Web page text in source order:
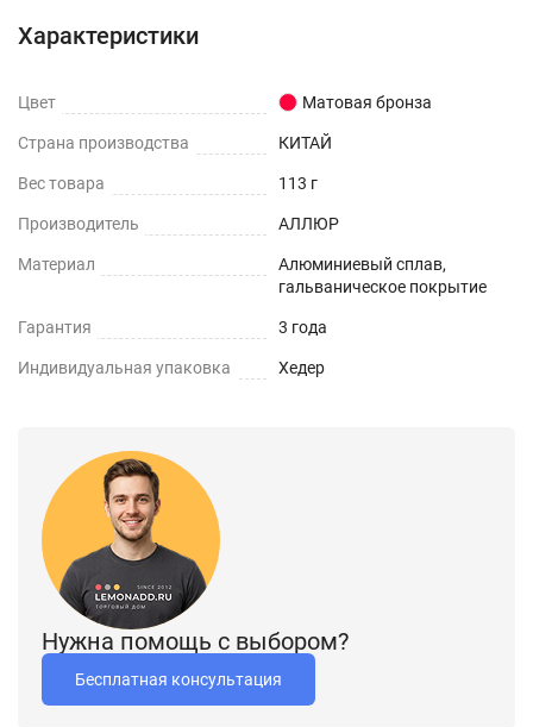
Характеристики
Цвет Матовая бронза
Страна производства КИТАЙ
Вес товара 113 г
Производитель АЛЛЮР
Материал
Алюминиевый сплав,
гальваническое покрытие
Гарантия 3 года
Индивидуальная упаковка Хедер
Нужна помощь с выбором?
Бесплатная консультация